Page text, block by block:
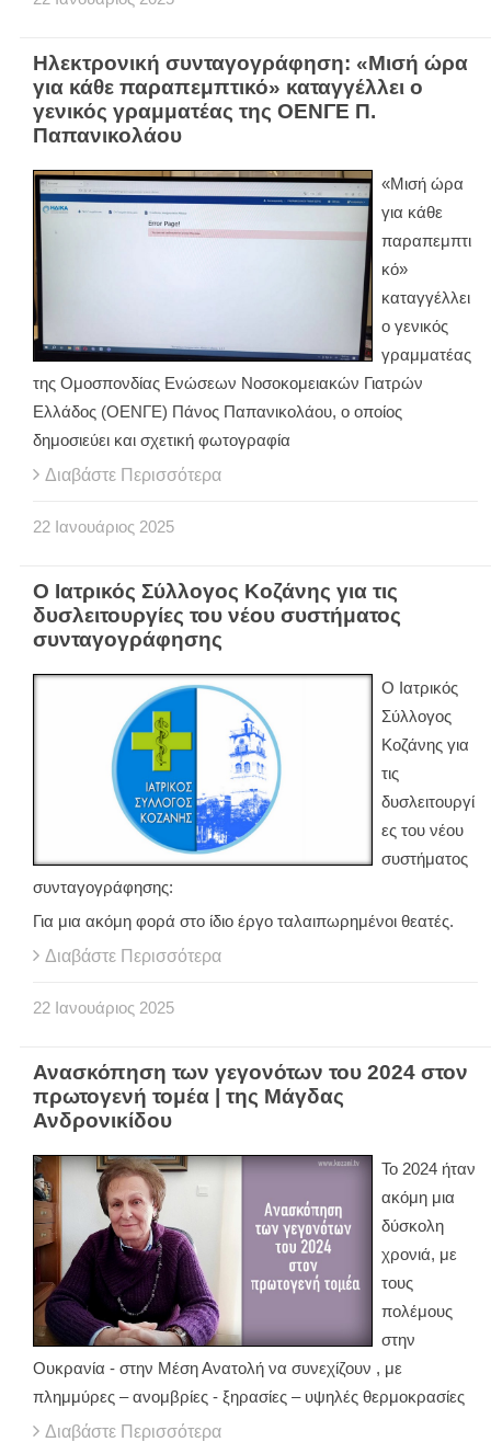
Ηλεκτρονική συνταγογράφηση: «Μισή ώρα
για κάθε παραπεμπτικό» καταγγέλλει ο
γενικός γραμματέας της ΟΕΝΓΕ Π.
Παπανικολάου
«Μισή ώρα
για κάθε
παραπεμπτι
κό»
καταγγέλλει
ο γενικός
γραμματέας
της Ομοσπονδίας Ενώσεων Νοσοκομειακών Γιατρών
Ελλάδος (ΟΕΝΓΕ) Πάνος Παπανικολάου, ο οποίος
δημοσιεύει και σχετική φωτογραφία
Διαβάστε Περισσότερα
22 Ιανουάριος 2025
Ο Ιατρικός Σύλλογος Κοζάνης για τις
δυσλειτουργίες του νέου συστήματος
συνταγογράφησης
Ο Ιατρικός
Σύλλογος
Κοζάνης για
τις
δυσλειτουργί
ες του νέου
συστήματος
συνταγογράφησης:
Για μια ακόμη φορά στο ίδιο έργο ταλαιπωρημένοι θεατές.
Διαβάστε Περισσότερα
22 Ιανουάριος 2025
Ανασκόπηση των γεγονότων του 2024 στον
πρωτογενή τομέα | της Μάγδας
Ανδρονικίδου
Το 2024 ήταν
ακόμη μια
δύσκολη
χρονιά, με
τους
πολέμους
στην
Ουκρανία - στην Μέση Ανατολή να συνεχίζουν , με
πλημμύρες – ανομβρίες - ξηρασίες – υψηλές θερμοκρασίες
Διαβάστε Περισσότερα